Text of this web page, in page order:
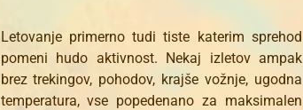
Letovanje primerno tudi tiste katerim sprehod
pomeni hudo aktivnost. Nekaj izletov ampak
brez trekingov, pohodov, krajše vožnje, ugodna
temperatura, vse popedenano za maksimalen